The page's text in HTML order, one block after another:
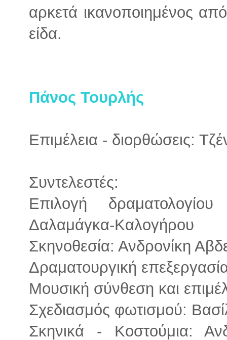
αρκετά ικανοποιημένος
είδα.
Πάνος Τουρλής
Επιμέλεια - διορθώσεις:
Συντελεστές:
Επιλογή
Δαλαμάγκα-Καλογήρου
Σκηνοθεσία: Ανδρονίκη
Δραματουργική
Μουσική σύνθεση και
Σχεδιασμός φωτισμού:
Σκηνικά - Κοστούμια: